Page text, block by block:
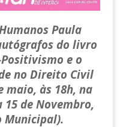
Paula
do livro
e o
no Direito Civil
maio, às 18h, na
15 de Novembro,
Municipal).